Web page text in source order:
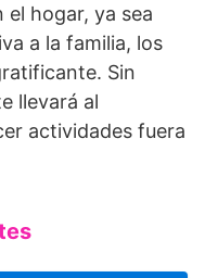
el hogar, ya sea
a la familia, los
Sin
llevará al
actividades fuera